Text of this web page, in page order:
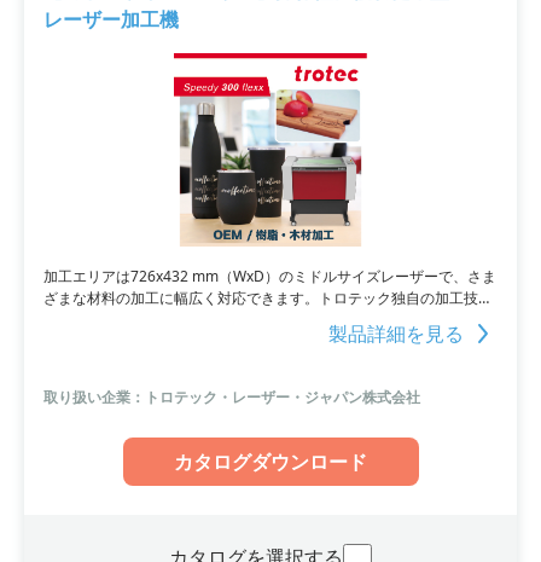
レーザー加工機
加工エリアは726x432 mm（WxD）のミドルサイズレーザーで、さま
ざまな材料の加工に幅広く対応できます。トロテック独自の加工技術
を搭載し、最高品質の部品を採用、そして最小限のメンテナンスが可
能です。店舗や工房での加工ビジネスからファブ施設や教育関係まで
製品詳細を見る
取り扱い企業：トロテック・レーザー・ジャパン株式会社
カタログダウンロード